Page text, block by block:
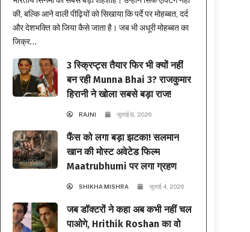
की, बल्कि आने वाली पीढ़ियों को सिखाया कि पर्दे पर मोहब्बत, दर्द
और देशभक्ति को जिया कैसे जाता है। जब भी अधूरी मोहब्बत का
जिक्र...
3 स्क्रिप्ट्स तैयार फिर भी क्यों नहीं
बन रही Munna Bhai 3? राजकुमार
हिरानी ने खोला सबसे बड़ा राज!
RAJNI जुलाई 8, 2026
फैंस को लगा बड़ा झटका! सलमान
खान की मोस्ट अवेटेड फिल्म
Maatrubhumi पर लगा ग्रहण
SHIKHA MISHRA जुलाई 4, 2026
जब डॉक्टरों ने कहा अब कभी नहीं चल
पाओगे, Hrithik Roshan का वो